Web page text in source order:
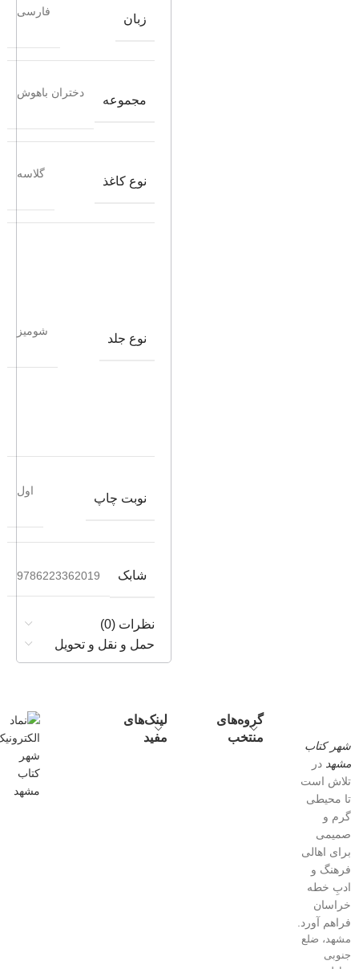
زبان
فارسی
مجموعه
دختران باهوش
نوع کاغذ
گلاسه
نوع جلد
شومیز
نوبت چاپ
اول
شابک 9786223362019
نظرات (0)
حمل و نقل و تحویل
شهر کتاب
مشهد در
تلاش است
تا محیطی
گرم و
صمیمی
برای اهالی
فرهنگ و
ادبِ خطه
خراسان
فراهم آورد.
مشهد، ضلع
جنوبی
گروه‌های
منتخب
لینک‌های
مفید